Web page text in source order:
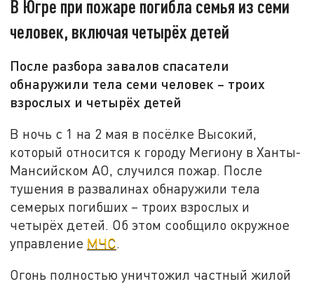
В Югре при пожаре погибла семья из семи
человек, включая четырёх детей
После разбора завалов спасатели
обнаружили тела семи человек – троих
взрослых и четырёх детей
В ночь с 1 на 2 мая в посёлке Высокий,
который относится к городу Мегиону в Ханты-
Мансийском АО, случился пожар. После
тушения в развалинах обнаружили тела
семерых погибших – троих взрослых и
четырёх детей. Об этом сообщило окружное
управление МЧС.
Огонь полностью уничтожил частный жилой